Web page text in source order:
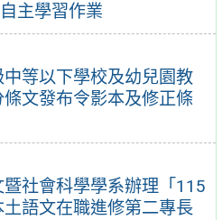
主學習作業
等以下學校及幼兒園教
文發布令影本及修正條
社會科學學系辦理「115
語文在職進修第二專長